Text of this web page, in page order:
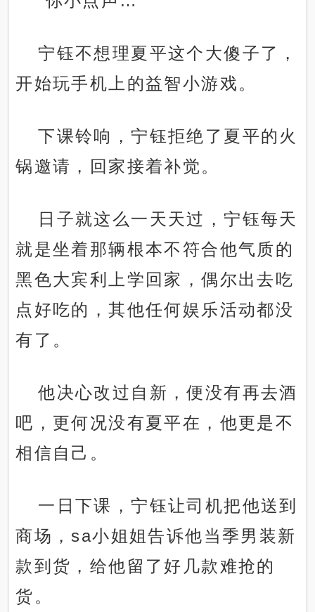
宁钰不想理夏平这个大傻子了，
开始玩手机上的益智小游戏。
下课铃响，宁钰拒绝了夏平的火
锅邀请，回家接着补觉。
日子就这么一天天过，宁钰每天
就是坐着那辆根本不符合他气质的
黑色大宾利上学回家，偶尔出去吃
点好吃的，其他任何娱乐活动都没
有了。
他决心改过自新，便没有再去酒
吧，更何况没有夏平在，他更是不
相信自己。
一日下课，宁钰让司机把他送到
商场，sa小姐姐告诉他当季男装新
款到货，给他留了好几款难抢的
货。